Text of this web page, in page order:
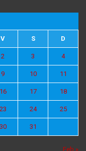
V S D
2 3 4
9 10 11
16 17 18
23 24 25
30 31
Feb »